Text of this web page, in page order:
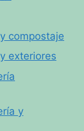
compostaje
exteriores
y